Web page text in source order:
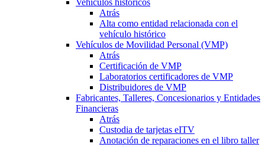
Vehículos históricos
Atrás
Alta como entidad relacionada con el
vehículo histórico
Vehículos de Movilidad Personal (VMP)
Atrás
Certificación de VMP
Laboratorios certificadores de VMP
Distribuidores de VMP
Fabricantes, Talleres, Concesionarios y Entidades
Financieras
Atrás
Custodia de tarjetas eITV
Anotación de reparaciones en el libro taller